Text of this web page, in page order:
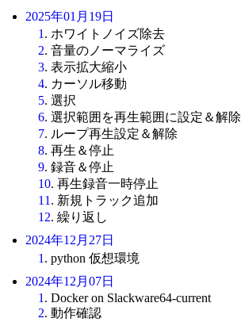
2025年01月19日
1 . ホワイトノイズ除去
2. 音量のノーマライズ
3. 表示拡大縮小
4. カーソル移動
5. 選択
6. 選択範囲を再生範囲に設定＆解除
7. ループ再生設定＆解除
8. 再生＆停止
9. 録音＆停止
10. 再生録音一時停止
11 . 新規トラック追加
12. 繰り返し
2024年12月27日
1 . python 仮想環境
2024年12月07日
1 . Docker on Slackware64-current
2. 動作確認